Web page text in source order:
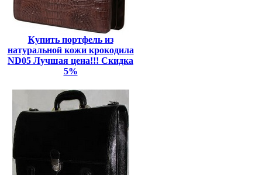
Купить портфель из
натуральной кожи крокодила
ND05 Лучшая цена!!! Скидка
5%